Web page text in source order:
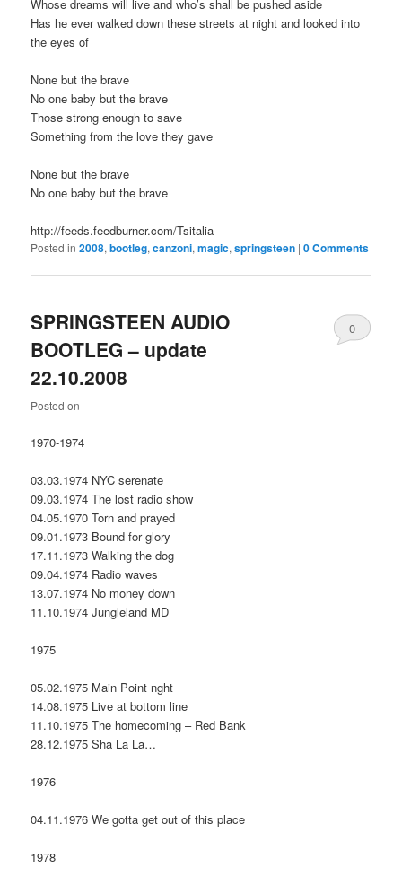
Whose dreams will live and who’s shall be pushed aside
Has he ever walked down these streets at night and looked into
the eyes of
None but the brave
No one baby but the brave
Those strong enough to save
Something from the love they gave
None but the brave
No one baby but the brave
http://feeds.feedburner.com/Tsitalia
Posted in 2008,bootleg,canzoni,magic,springsteen |0 Comments
SPRINGSTEEN AUDIO
BOOTLEG – update
22.10.2008
Posted on
0
1970-1974
03.03.1974 NYC serenate
09.03.1974 The lost radio show
04.05.1970 Torn and prayed
09.01.1973 Bound for glory
17.11.1973 Walking the dog
09.04.1974 Radio waves
13.07.1974 No money down
11.10.1974 Jungleland MD
1975
05.02.1975 Main Point nght
14.08.1975 Live at bottom line
11.10.1975 The homecoming – Red Bank
28.12.1975 Sha La La…
1976
04.11.1976 We gotta get out of this place
1978